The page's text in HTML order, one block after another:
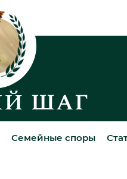
Семейные споры